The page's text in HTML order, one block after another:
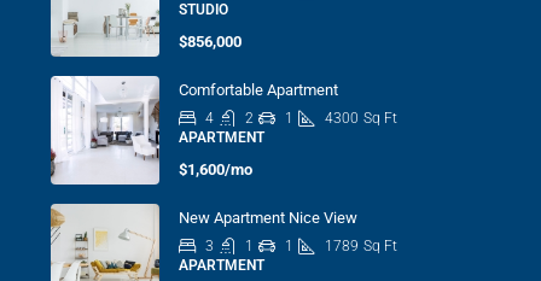
STUDIO
$856,000
Comfortable Apartment
4 2 1 4300 Sq Ft
APARTMENT
$1,600/mo
New Apartment Nice View
3 1 1 1789 Sq Ft
APARTMENT